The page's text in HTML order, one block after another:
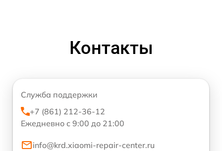
Контакты
Служба поддержки
+7 (861) 212-36-12
Ежедневно с 9:00 до 21:00
info@krd.xiaomi-repair-center.ru